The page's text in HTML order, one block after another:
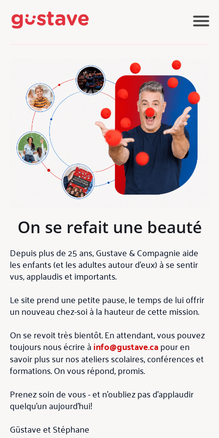
On se refait une beauté
Depuis plus de 25 ans, Gustave & Compagnie aide
les enfants (et les adultes autour d'eux) à se sentir
vus, applaudis et importants.
Le site prend une petite pause, le temps de lui offrir
un nouveau chez-soi à la hauteur de cette mission.
On se revoit très bientôt. En attendant, vous pouvez
toujours nous écrire àinfo@gustave.capour en
savoir plus sur nos ateliers scolaires, conférences et
formations. On vous répond, promis.
Prenez soin de vous - et n'oubliez pas d'applaudir
quelqu'un aujourd'hui!
Güstave et Stéphane